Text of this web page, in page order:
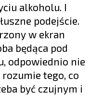
alkoholu. I
podejście.
w ekran
będąca pod
odpowiednio nie
tego, co
być czujnym i